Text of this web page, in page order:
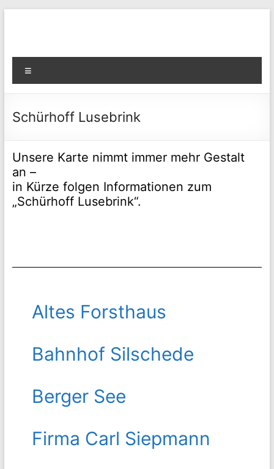
springen
Schürhoff Lusebrink
Unsere Karte nimmt immer mehr Gestalt
an –
in Kürze folgen Informationen zum
„Schürhoff Lusebrink“.
Altes Forsthaus
Bahnhof Silschede
Berger See
Firma Carl Siepmann